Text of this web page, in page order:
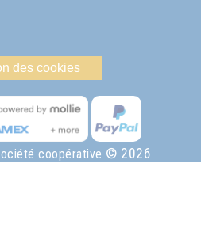
des cookies
coopérative © 2026